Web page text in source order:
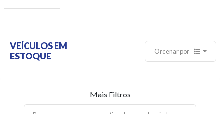
VEÍCULOS EM
ESTOQUE
Ordenar por
Mais Filtros